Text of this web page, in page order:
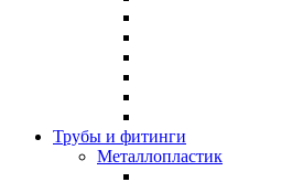
Трубы и фитинги
Металлопластик